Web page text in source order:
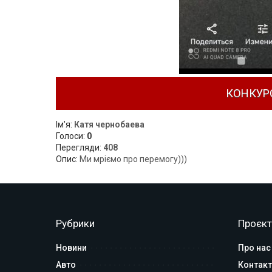
Ім'я: Катя чернобаева
Голоси: 0
Перегляди: 408
Опис: Ми мріємо про перемогу)))
Рубрики
Новини
Авто
Про нас